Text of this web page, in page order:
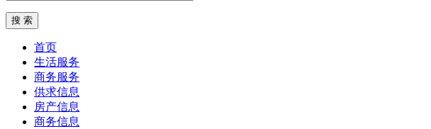
首页
生活服务
商务服务
供求信息
房产信息
商务信息